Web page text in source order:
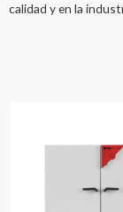
calidad y en la